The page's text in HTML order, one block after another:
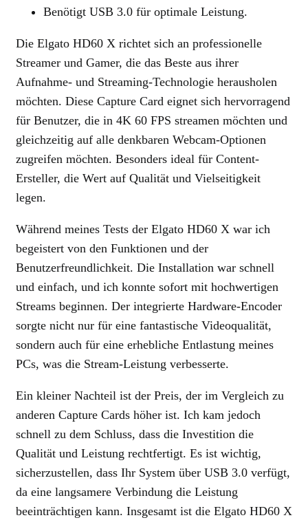
Benötigt USB 3.0 für optimale Leistung.
Die Elgato HD60 X richtet sich an professionelle
Streamer und Gamer, die das Beste aus ihrer
Aufnahme- und Streaming-Technologie herausholen
möchten. Diese Capture Card eignet sich hervorragend
für Benutzer, die in 4K 60 FPS streamen möchten und
gleichzeitig auf alle denkbaren Webcam-Optionen
zugreifen möchten. Besonders ideal für Content-
Ersteller, die Wert auf Qualität und Vielseitigkeit
legen.
Während meines Tests der Elgato HD60 X war ich
begeistert von den Funktionen und der
Benutzerfreundlichkeit. Die Installation war schnell
und einfach, und ich konnte sofort mit hochwertigen
Streams beginnen. Der integrierte Hardware-Encoder
sorgte nicht nur für eine fantastische Videoqualität,
sondern auch für eine erhebliche Entlastung meines
PCs, was die Stream-Leistung verbesserte.
Ein kleiner Nachteil ist der Preis, der im Vergleich zu
anderen Capture Cards höher ist. Ich kam jedoch
schnell zu dem Schluss, dass die Investition die
Qualität und Leistung rechtfertigt. Es ist wichtig,
sicherzustellen, dass Ihr System über USB 3.0 verfügt,
da eine langsamere Verbindung die Leistung
beeinträchtigen kann. Insgesamt ist die Elgato HD60 X